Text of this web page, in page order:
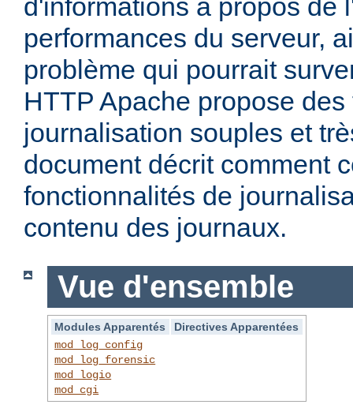
d'informations à propos de
performances du serveur,
problème qui pourrait
HTTP Apache propose
journalisation souples et
document décrit comment
fonctionnalités de
contenu des journaux.
Vue d'ensemble
Modules Apparentés
Directives Apparentées
mod_log_config
mod_log_forensic
mod_logio
mod_cgi